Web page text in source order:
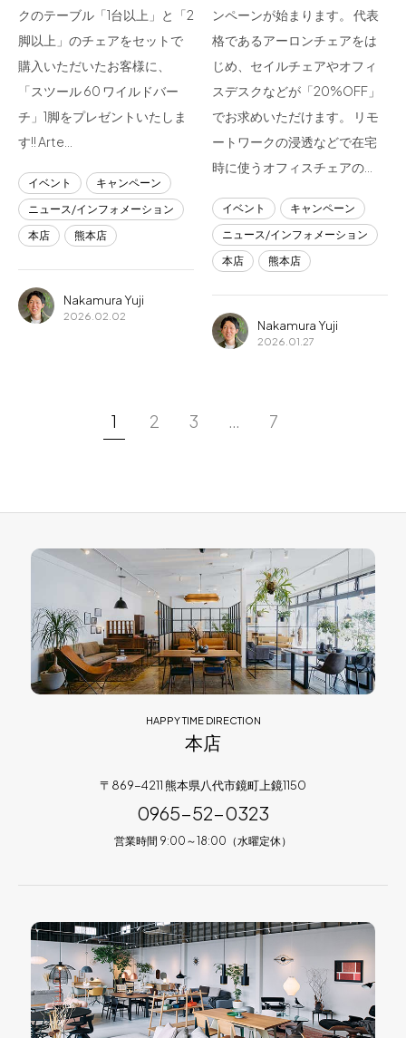
クのテーブル「1台以上」と「2
脚以上」のチェアをセットで
購入いただいたお客様に、
「スツール 60 ワイルドバー
チ」1脚をプレゼントいたしま
す!! Arte…
イベント
キャンペーン
ニュース/インフォメーション
本店
熊本店
Nakamura Yuji
2026.02.02
ンペーンが始まります。 代表
格であるアーロンチェアをは
じめ、セイルチェアやオフィ
スデスクなどが「20%OFF」
でお求めいただけます。 リモ
ートワークの浸透などで在宅
時に使うオフィスチェアの…
イベント
キャンペーン
ニュース/インフォメーション
本店
熊本店
Nakamura Yuji
2026.01.27
1 2 3 … 7
HAPPY TIME DIRECTION
本店
〒869-4211 熊本県八代市鏡町上鏡1150
0965-52-0323
営業時間 9:00～18:00（水曜定休）